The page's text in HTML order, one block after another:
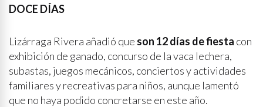
DOCE DÍAS
Lizárraga Rivera añadió que son 12 días de fiesta con
exhibición de ganado, concurso de la vaca lechera,
subastas, juegos mecánicos, conciertos y actividades
familiares y recreativas para niños, aunque lamentó
que no haya podido concretarse en este año.